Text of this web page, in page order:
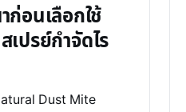
อนเลือกใช้
ปรย์กำจัดไร
Dust Mite